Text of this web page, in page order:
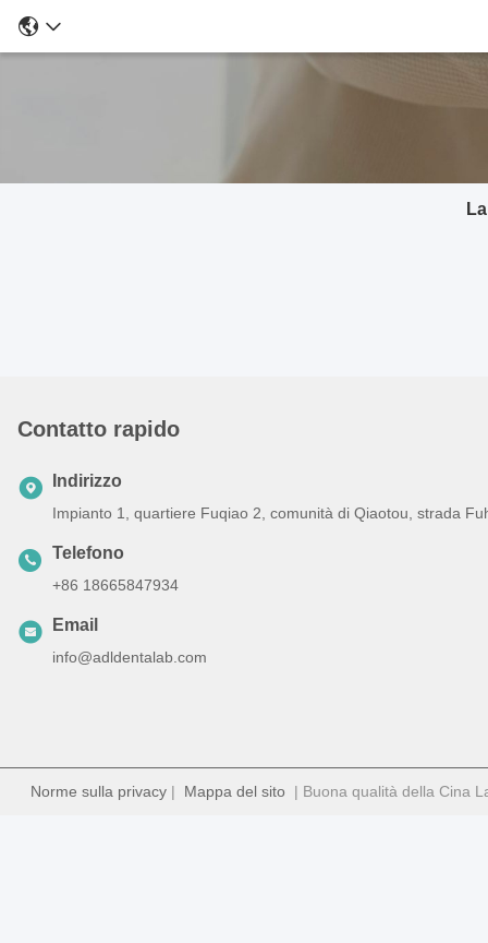
Contatto rapido
Indirizzo
Impianto 1, quartiere Fuqiao 2, comunità di Qiaotou, strada
Telefono
+86 18665847934
Email
info@adldentalab.com
Norme sulla privacy| Mappa del sito| Buona qualità della Cina